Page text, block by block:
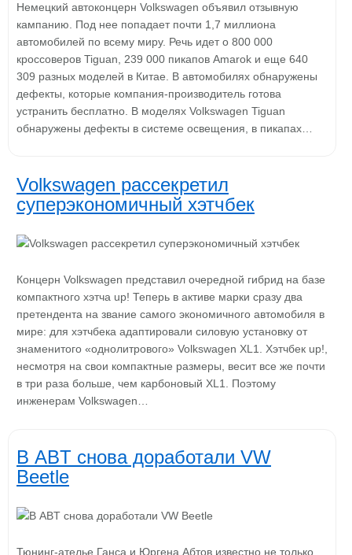
Немецкий автоконцерн Volkswagen объявил отзывную
кампанию. Под нее попадает почти 1,7 миллиона
автомобилей по всему миру. Речь идет о 800 000
кроссоверов Tiguan, 239 000 пикапов Amarok и еще 640
309 разных моделей в Китае. В автомобилях обнаружены
дефекты, которые компания-производитель готова
устранить бесплатно. В моделях Volkswagen Tiguan
обнаружены дефекты в системе освещения, в пикапах…
Volkswagen рассекретил
суперэкономичный хэтчбек
Концерн Volkswagen представил очередной гибрид на базе
компактного хэтча up! Теперь в активе марки сразу два
претендента на звание самого экономичного автомобиля в
мире: для хэтчбека адаптировали силовую установку от
знаменитого «однолитрового» Volkswagen XL1. Хэтчбек up!,
несмотря на свои компактные размеры, весит все же почти
в три раза больше, чем карбоновый XL1. Поэтому
инженерам Volkswagen…
В ABT снова доработали VW
Beetle
Тюнинг-ателье Ганса и Юргена Абтов известно не только